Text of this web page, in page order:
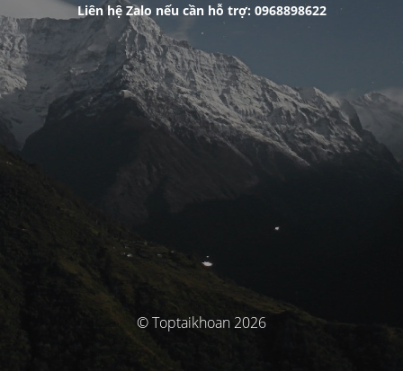
Liên hệ Zalo nếu cần hỗ trợ: 0968898622
© Toptaikhoan 2026